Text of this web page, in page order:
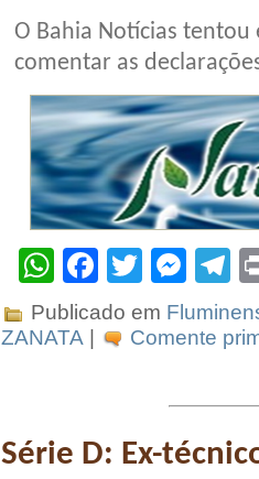
O Bahia Notícias
comentar as
WhatsApp
Facebook
Twitter
Publicado em
ZANATA | Comente
Série D: Ex-